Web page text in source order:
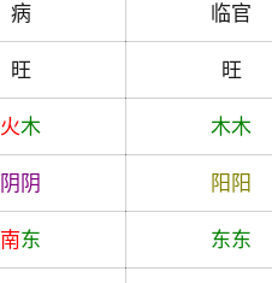
病 临官
旺 旺
火木 木木
阴 阴 阳 阳
南东 东东